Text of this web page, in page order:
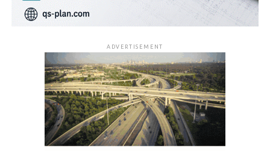
ADVERTISEMENT